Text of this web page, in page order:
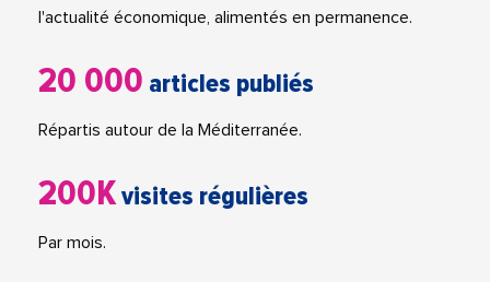
l'actualité économique, alimentés en permanence.
20 000 articles publiés
Répartis autour de la Méditerranée.
200Kvisites régulières
Par mois.